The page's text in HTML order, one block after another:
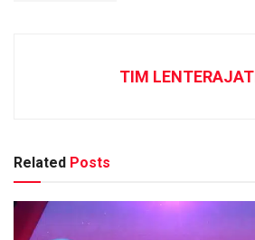
TIM
Related Posts